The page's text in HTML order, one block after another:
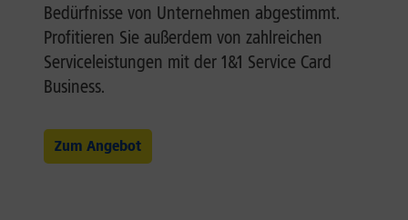
Bedürfnisse von Unternehmen abgestimmt.
Profitieren Sie außerdem von zahlreichen
Serviceleistungen mit der 1&1 Service Card
Business.
Zum Angebot